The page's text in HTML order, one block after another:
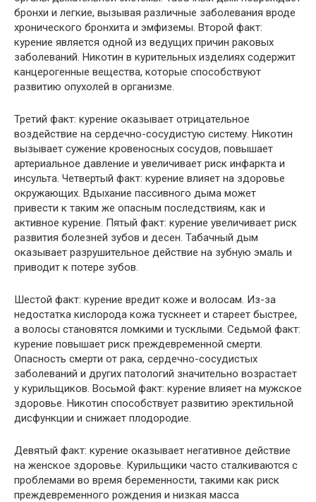
бронхи и легкие, вызывая различные заболевания вроде
хронического бронхита и эмфиземы. Второй факт:
курение является одной из ведущих причин раковых
заболеваний. Никотин в курительных изделиях содержит
канцерогенные вещества, которые способствуют
развитию опухолей в организме.
Третий факт: курение оказывает отрицательное
воздействие на сердечно-сосудистую систему. Никотин
вызывает сужение кровеносных сосудов, повышает
артериальное давление и увеличивает риск инфаркта и
инсульта. Четвертый факт: курение влияет на здоровье
окружающих. Вдыхание пассивного дыма может
привести к таким же опасным последствиям, как и
активное курение. Пятый факт: курение увеличивает риск
развития болезней зубов и десен. Табачный дым
оказывает разрушительное действие на зубную эмаль и
приводит к потере зубов.
Шестой факт: курение вредит коже и волосам. Из-за
недостатка кислорода кожа тускнеет и стареет быстрее,
а волосы становятся ломкими и тусклыми. Седьмой факт:
курение повышает риск преждевременной смерти.
Опасность смерти от рака, сердечно-сосудистых
заболеваний и других патологий значительно возрастает
у курильщиков. Восьмой факт: курение влияет на мужское
здоровье. Никотин способствует развитию эректильной
дисфункции и снижает плодородие.
Девятый факт: курение оказывает негативное действие
на женское здоровье. Курильщики часто сталкиваются с
проблемами во время беременности, такими как риск
преждевременного рождения и низкая масса